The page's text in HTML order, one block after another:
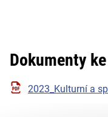
Dokumenty
2023_Kulturní a